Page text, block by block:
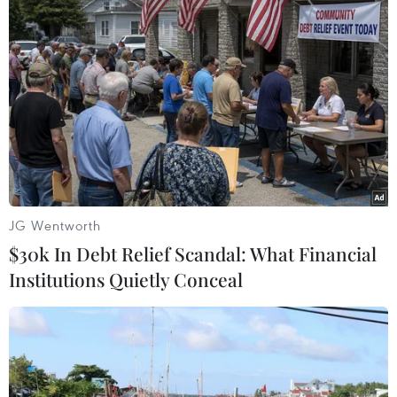
JG Wentworth
$30k In Debt Relief Scandal: What Financial
Institutions Quietly Conceal